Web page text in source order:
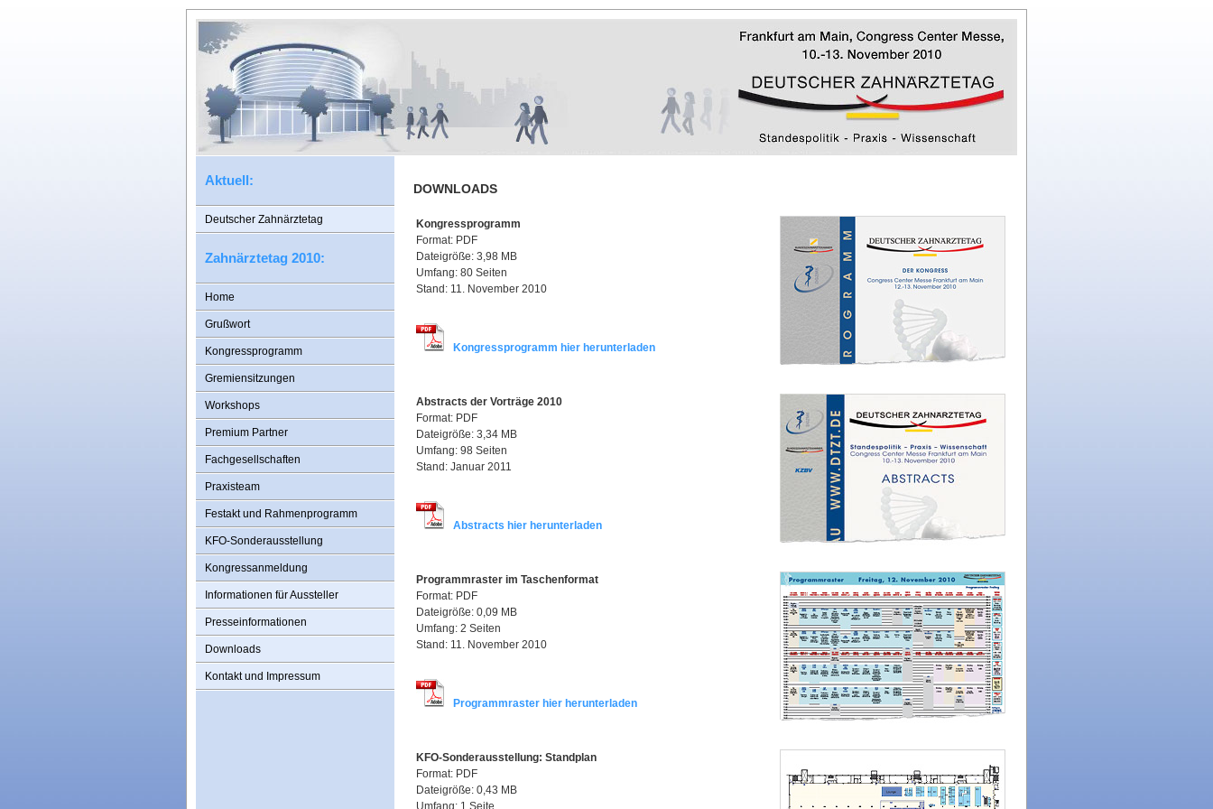
Aktuell:
Deutscher Zahnärztetag
Zahnärztetag 2010:
Home
Grußwort
Kongressprogramm
Gremiensitzungen
Workshops
Premium Partner
Fachgesellschaften
Praxisteam
Festakt und Rahmenprogramm
KFO-Sonderausstellung
Kongressanmeldung
Informationen für Aussteller
Presseinformationen
Downloads
Kontakt und Impressum
DOWNLOADS
Kongressprogramm
Format: PDF
Dateigröße: 3,98 MB
Umfang: 80 Seiten
Stand: 11. November 2010
Kongressprogramm hier herunterladen
Abstracts der Vorträge 2010
Format: PDF
Dateigröße: 3,34 MB
Umfang: 98 Seiten
Stand: Januar 2011
Abstracts hier herunterladen
Programmraster im Taschenformat
Format: PDF
Dateigröße: 0,09 MB
Umfang: 2 Seiten
Stand: 11. November 2010
Programmraster hier herunterladen
KFO-Sonderausstellung: Standplan
Format: PDF
Dateigröße: 0,43 MB
Umfang: 1 Seite